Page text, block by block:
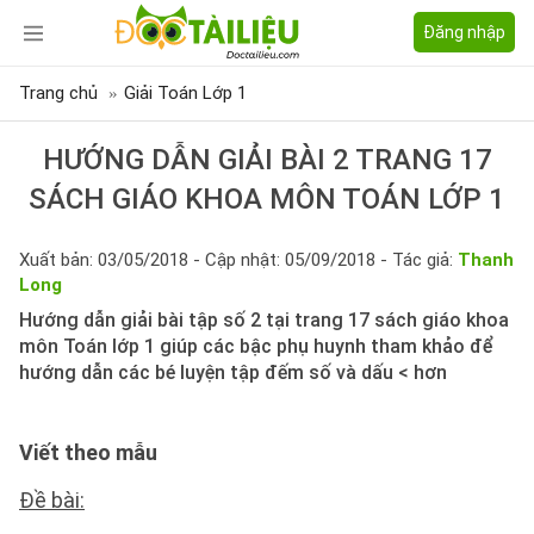
Đăng nhập
Trang chủ Giải Toán Lớp 1
HƯỚNG DẪN GIẢI BÀI 2 TRANG 17
SÁCH GIÁO KHOA MÔN TOÁN LỚP 1
Xuất bản: 03/05/2018 - Cập nhật: 05/09/2018 - Tác giả: Thanh
Long
Hướng dẫn giải bài tập số 2 tại trang 17 sách giáo khoa
môn Toán lớp 1 giúp các bậc phụ huynh tham khảo để
hướng dẫn các bé luyện tập đếm số và dấu < hơn
Viết theo mẫu
Đề bài: